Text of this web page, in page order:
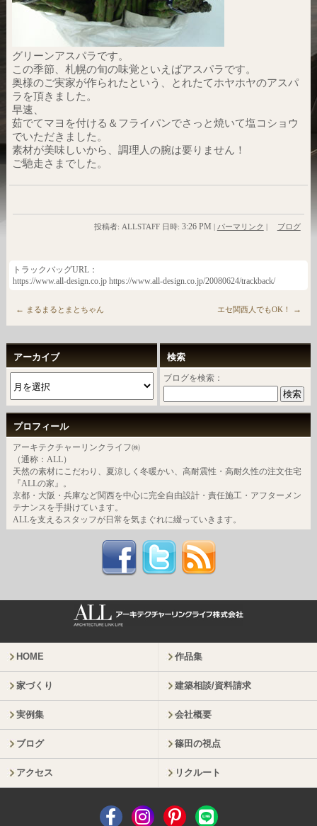
グリーンアスパラです。
この季節、札幌の旬の味覚といえばアスパラです。
奥様のご実家が作られたという、とれたてホヤホヤのアスパ
ラを頂きました。
早速、
茹でてマヨを付ける＆フライパンでさっと焼いて塩コショウ
でいただきました。
素材が美味しいから、調理人の腕は要りません！
ご馳走さまでした。
投稿者: ALLSTAFF 日時: 3:26 PM | パーマリンク | ブログ
トラックバッグURL：
https://www.all-design.co.jp https://www.all-design.co.jp/20080624/trackback/
← まるまるとまとちゃん エセ関西人でもOK！ →
アーカイブ 検索
ブログを検索：
プロフィール
アーキテクチャーリンクライフ㈱
（通称：ALL）
天然の素材にこだわり、夏涼しく冬暖かい、高耐震性・高耐久性の注文住宅
『ALLの家』。
京都・大阪・兵庫など関西を中心に完全自由設計・責任施工・アフターメン
テナンスを手掛けています。
ALLを支えるスタッフが日常を気まぐれに綴っていきます。
HOME 作品集
家づくり 建築相談/資料請求
実例集 会社概要
ブログ 篠田の視点
アクセス リクルート